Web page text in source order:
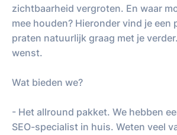
zichtbaarheid vergroten. En waar
mee houden? Hieronder vind je een
praten natuurlijk graag met je
wenst.
Wat bieden we?
- Het allround pakket. We hebben
SEO-specialist in huis. Weten veel